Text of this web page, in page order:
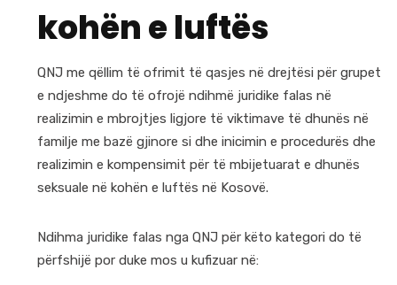
kohën e luftës
QNJ me qëllim të ofrimit të qasjes në drejtësi për grupet
e ndjeshme do të ofrojë ndihmë juridike falas në
realizimin e mbrojtjes ligjore të viktimave të dhunës në
familje me bazë gjinore si dhe inicimin e procedurës dhe
realizimin e kompensimit për të mbijetuarat e dhunës
seksuale në kohën e luftës në Kosovë.
Ndihma juridike falas nga QNJ për këto kategori do të
përfshijë por duke mos u kufizuar në: